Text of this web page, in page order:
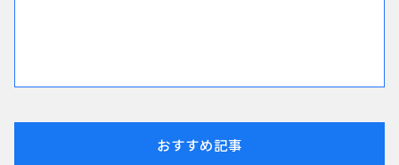
おすすめ記事